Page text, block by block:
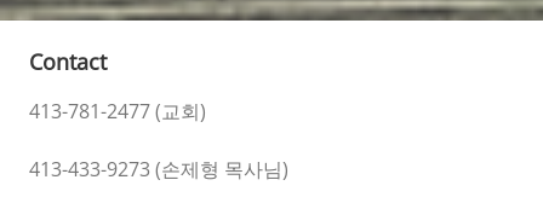
Contact
413-781-2477 (교회)
413-433-9273 (손제형 목사님)